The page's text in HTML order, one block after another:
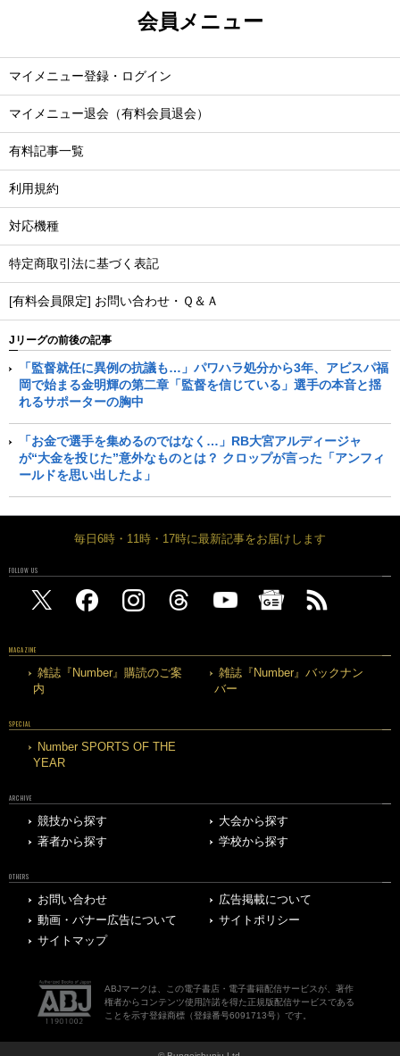
会員メニュー
マイメニュー登録・ログイン
マイメニュー退会（有料会員退会）
有料記事一覧
利用規約
対応機種
特定商取引法に基づく表記
[有料会員限定] お問い合わせ・Ｑ＆Ａ
Jリーグの前後の記事
「監督就任に異例の抗議も…」パワハラ処分から3年、アビスパ福
岡で始まる金明輝の第二章「監督を信じている」選手の本音と揺
れるサポーターの胸中
「お金で選手を集めるのではなく…」RB大宮アルディージャ
が“大金を投じた”意外なものとは？ クロップが言った「アンフィ
ールドを思い出したよ」
毎日6時・11時・17時に最新記事をお届けします
FOLLOW US
MAGAZINE
雑誌『Number』購読のご案
内
雑誌『Number』バックナン
バー
SPECIAL
Number SPORTS OF THE
YEAR
ARCHIVE
競技から探す
大会から探す
著者から探す
学校から探す
OTHERS
お問い合わせ
広告掲載について
動画・バナー広告について
サイトポリシー
サイトマップ
ABJマークは、この電子書店・電子書籍配信サービスが、著作
権者からコンテンツ使用許諾を得た正規版配信サービスである
ことを示す登録商標（登録番号6091713号）です。